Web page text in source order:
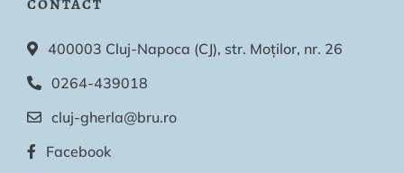
CONTACT
400003 Cluj-Napoca (CJ), str. Moților, nr. 26
0264-439018
cluj-gherla@bru.ro
Facebook